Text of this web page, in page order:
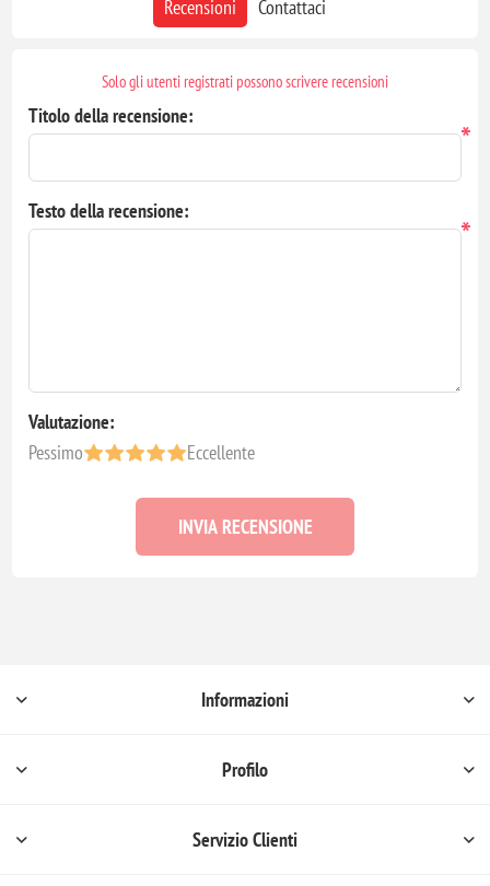
Recensioni Contattaci
Solo gli utenti registrati possono scrivere recensioni
Titolo della recensione:
*
Testo della recensione:
*
Valutazione:
Pessimo
Eccellente
INVIA RECENSIONE
Informazioni
Profilo
Servizio Clienti